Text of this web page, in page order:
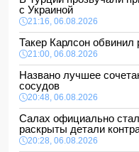
с Украиной
21:16, 06.08.2026
Такер Карлсон
21:00, 06.08.2026
Названо лучшее
сосудов
20:48, 06.08.2026
Салах официально
раскрыты детали
20:28, 06.08.2026